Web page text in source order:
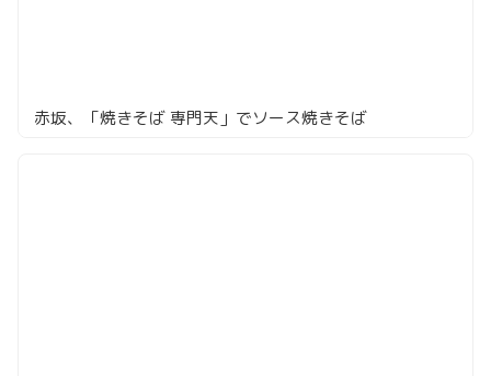
赤坂、「焼きそば 専門天」でソース焼きそば